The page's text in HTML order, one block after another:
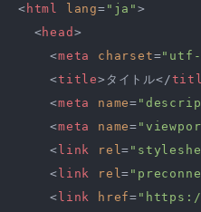
< html lang= "ja">
<head >
<meta charset=
<title> タイトル</
<meta name=
<meta name=
< link rel=
< link rel=
< link href= "https://